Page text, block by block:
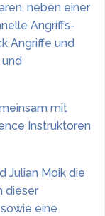
neben einer
Angriffs-
Angriffe und
mit
Instruktoren
Julian Moik die
dieser
eine